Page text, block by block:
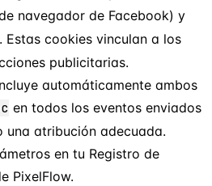
navegador de Facebook) y
Estas cookies vinculan a los
publicitarias.
automáticamente ambos
en todos los eventos enviados
una atribución adecuada.
en tu Registro de
PixelFlow.